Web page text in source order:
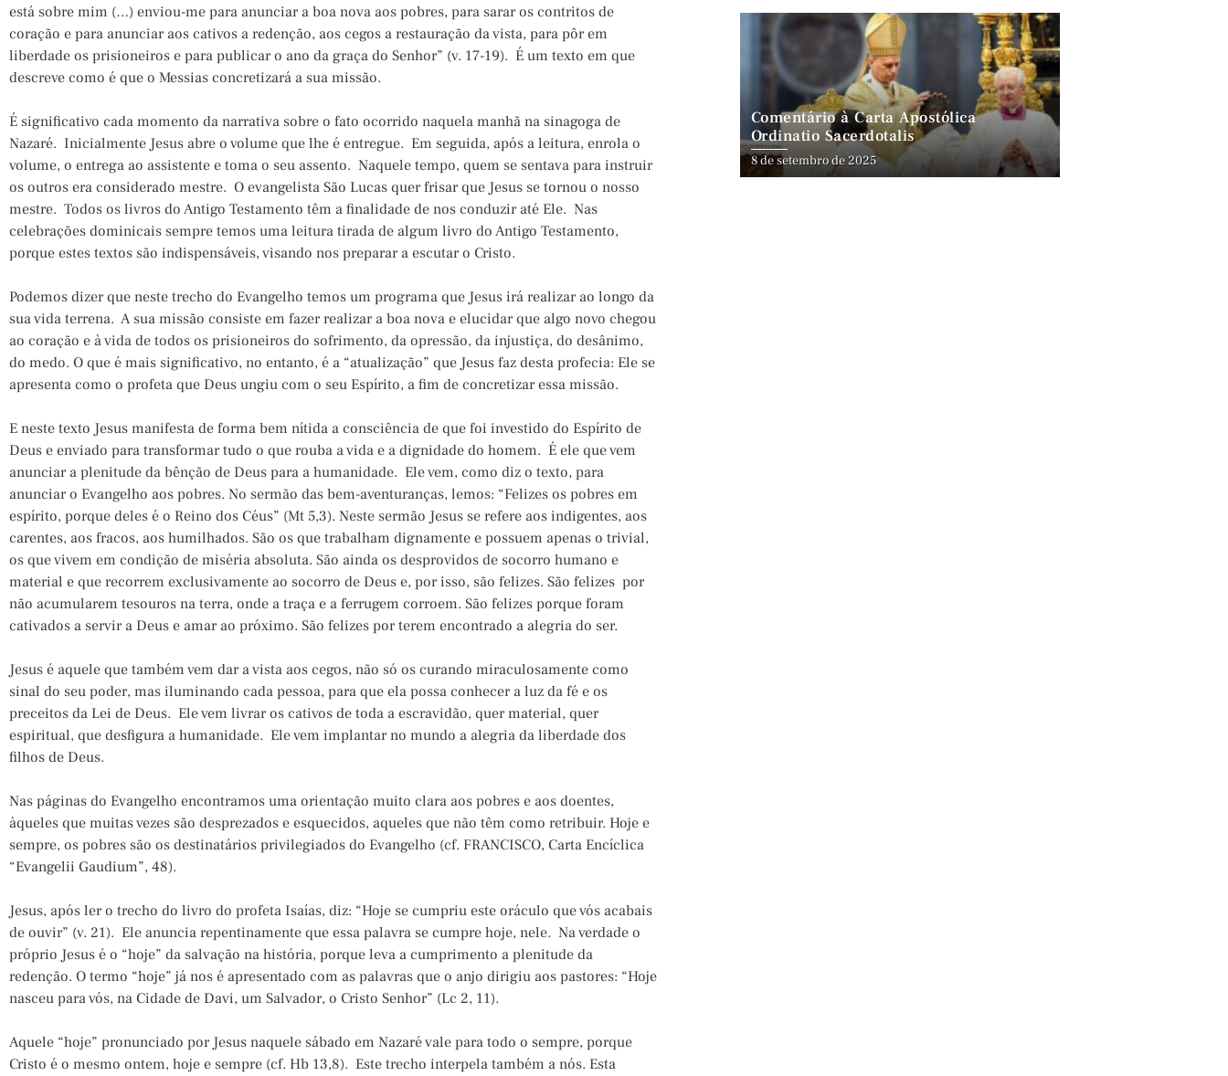
está sobre mim (…) enviou-me para anunciar a boa nova aos pobres, para sarar os contritos de
coração e para anunciar aos cativos a redenção, aos cegos a restauração da vista, para pôr em
liberdade os prisioneiros e para publicar o ano da graça do Senhor” (v. 17-19). É um texto em que
descreve como é que o Messias concretizará a sua missão.
É significativo cada momento da narrativa sobre o fato ocorrido naquela manhã na sinagoga de
Nazaré. Inicialmente Jesus abre o volume que lhe é entregue. Em seguida, após a leitura, enrola o
volume, o entrega ao assistente e toma o seu assento. Naquele tempo, quem se sentava para instruir
os outros era considerado mestre. O evangelista São Lucas quer frisar que Jesus se tornou o nosso
mestre. Todos os livros do Antigo Testamento têm a finalidade de nos conduzir até Ele. Nas
celebrações dominicais sempre temos uma leitura tirada de algum livro do Antigo Testamento,
porque estes textos são indispensáveis, visando nos preparar a escutar o Cristo.
Podemos dizer que neste trecho do Evangelho temos um programa que Jesus irá realizar ao longo da
sua vida terrena. A sua missão consiste em fazer realizar a boa nova e elucidar que algo novo chegou
ao coração e à vida de todos os prisioneiros do sofrimento, da opressão, da injustiça, do desânimo,
do medo. O que é mais significativo, no entanto, é a “atualização” que Jesus faz desta profecia: Ele se
apresenta como o profeta que Deus ungiu com o seu Espírito, a fim de concretizar essa missão.
E neste texto Jesus manifesta de forma bem nítida a consciência de que foi investido do Espírito de
Deus e enviado para transformar tudo o que rouba a vida e a dignidade do homem. É ele que vem
anunciar a plenitude da bênção de Deus para a humanidade. Ele vem, como diz o texto, para
anunciar o Evangelho aos pobres. No sermão das bem-aventuranças, lemos: “Felizes os pobres em
espírito, porque deles é o Reino dos Céus” (Mt 5,3). Neste sermão Jesus se refere aos indigentes, aos
carentes, aos fracos, aos humilhados. São os que trabalham dignamente e possuem apenas o trivial,
os que vivem em condição de miséria absoluta. São ainda os desprovidos de socorro humano e
material e que recorrem exclusivamente ao socorro de Deus e, por isso, são felizes. São felizes por
não acumularem tesouros na terra, onde a traça e a ferrugem corroem. São felizes porque foram
cativados a servir a Deus e amar ao próximo. São felizes por terem encontrado a alegria do ser.
Jesus é aquele que também vem dar a vista aos cegos, não só os curando miraculosamente como
sinal do seu poder, mas iluminando cada pessoa, para que ela possa conhecer a luz da fé e os
preceitos da Lei de Deus. Ele vem livrar os cativos de toda a escravidão, quer material, quer
espiritual, que desfigura a humanidade. Ele vem implantar no mundo a alegria da liberdade dos
filhos de Deus.
Nas páginas do Evangelho encontramos uma orientação muito clara aos pobres e aos doentes,
àqueles que muitas vezes são desprezados e esquecidos, aqueles que não têm como retribuir. Hoje e
sempre, os pobres são os destinatários privilegiados do Evangelho (cf. FRANCISCO, Carta Encíclica
“Evangelii Gaudium”, 48).
Jesus, após ler o trecho do livro do profeta Isaías, diz: “Hoje se cumpriu este oráculo que vós acabais
de ouvir” (v. 21). Ele anuncia repentinamente que essa palavra se cumpre hoje, nele. Na verdade o
próprio Jesus é o “hoje” da salvação na história, porque leva a cumprimento a plenitude da
redenção. O termo “hoje” já nos é apresentado com as palavras que o anjo dirigiu aos pastores: “Hoje
nasceu para vós, na Cidade de Davi, um Salvador, o Cristo Senhor” (Lc 2, 11).
Aquele “hoje” pronunciado por Jesus naquele sábado em Nazaré vale para todo o sempre, porque
Cristo é o mesmo ontem, hoje e sempre (cf. Hb 13,8). Este trecho interpela também a nós. Esta
Comentário à Carta Apostólica
Ordinatio Sacerdotalis
8 de setembro de 2025